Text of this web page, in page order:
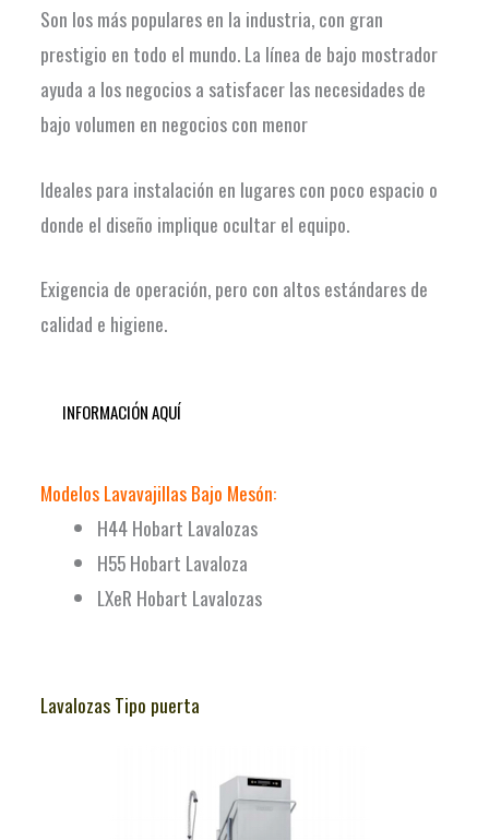
Son los más populares en la industria, con gran
prestigio en todo el mundo. La línea de bajo mostrador
ayuda a los negocios a satisfacer las necesidades de
bajo volumen en negocios con menor
Ideales para instalación en lugares con poco espacio o
donde el diseño implique ocultar el equipo.
Exigencia de operación, pero con altos estándares de
calidad e higiene.
INFORMACIÓN AQUÍ
Modelos Lavavajillas Bajo Mesón:
H44 Hobart Lavalozas
H55 Hobart Lavaloza
LXeR Hobart Lavalozas
Lavalozas Tipo puerta